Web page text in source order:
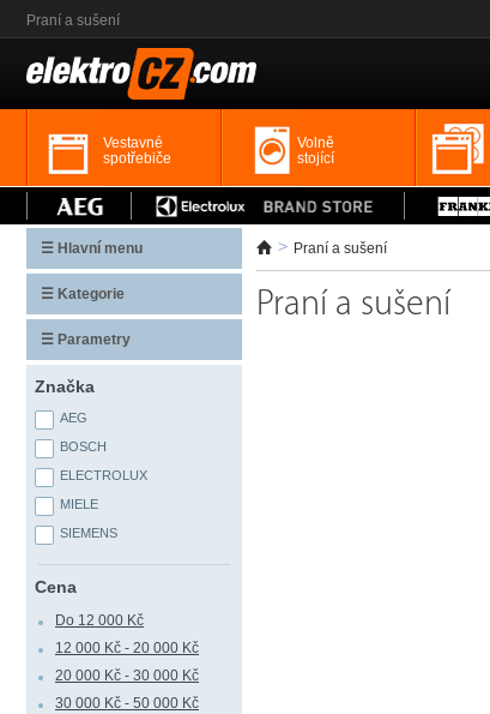
Praní a sušení
Vestavné
spotřebiče
Volně
stojící
Praní a sušení
Praní a sušení
☰ Hlavní menu
☰ Kategorie
☰ Parametry
Značka
AEG
BOSCH
ELECTROLUX
MIELE
SIEMENS
Cena
Do 12 000 Kč
12 000 Kč - 20 000 Kč
20 000 Kč - 30 000 Kč
30 000 Kč - 50 000 Kč